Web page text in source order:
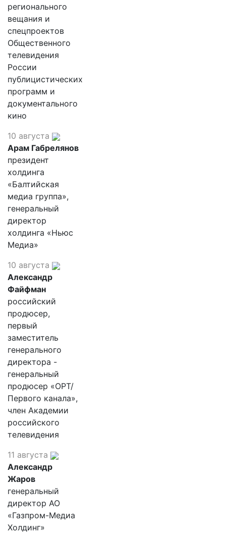
регионального
вещания и
спецпроектов
Общественного
телевидения
России
публицистических
программ и
документального
кино
10 августа
Арам Габрелянов
президент
холдинга
«Балтийская
медиа группа»,
генеральный
директор
холдинга «Ньюс
Медиа»
10 августа
Александр
Файфман
российский
продюсер,
первый
заместитель
генерального
директора -
генеральный
продюсер «ОРТ/
Первого канала»,
член Академии
российского
телевидения
11 августа
Александр
Жаров
генеральный
директор АО
«Газпром-Медиа
Холдинг»